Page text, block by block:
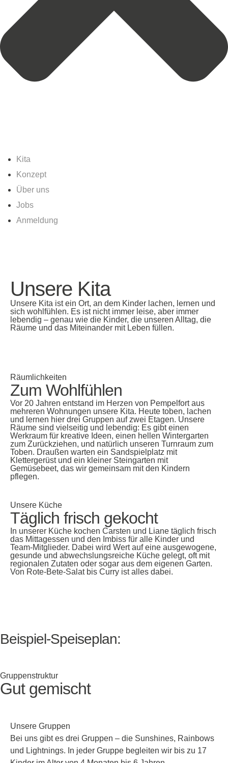
Kita
Konzept
Über uns
Jobs
Anmeldung
Unsere Kita
Unsere Kita ist ein Ort, an dem Kinder lachen, lernen und
sich wohlfühlen. Es ist nicht immer leise, aber immer
lebendig – genau wie die Kinder, die unseren Alltag, die
Räume und das Miteinander mit Leben füllen.
Räumlichkeiten
Zum Wohlfühlen
Vor 20 Jahren entstand im Herzen von Pempelfort aus
mehreren Wohnungen unsere Kita. Heute toben, lachen
und lernen hier drei Gruppen auf zwei Etagen. Unsere
Räume sind vielseitig und lebendig: Es gibt einen
Werkraum für kreative Ideen, einen hellen Wintergarten
zum Zurückziehen, und natürlich unseren Turnraum zum
Toben. Draußen warten ein Sandspielplatz mit
Klettergerüst und ein kleiner Steingarten mit
Gemüsebeet, das wir gemeinsam mit den Kindern
pflegen.
Unsere Küche
Täglich frisch gekocht
In unserer Küche kochen Carsten und Liane täglich frisch
das Mittagessen und den Imbiss für alle Kinder und
Team-Mitglieder. Dabei wird Wert auf eine ausgewogene,
gesunde und abwechslungsreiche Küche gelegt, oft mit
regionalen Zutaten oder sogar aus dem eigenen Garten.
Von Rote-Bete-Salat bis Curry ist alles dabei.
Beispiel-Speiseplan:
Gruppenstruktur
Gut gemischt
Unsere Gruppen
Bei uns gibt es drei Gruppen – die Sunshines, Rainbows
und Lightnings. In jeder Gruppe begleiten wir bis zu 17